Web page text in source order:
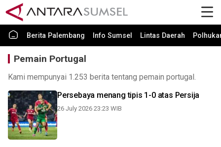
Berita Palembang Info Sumsel Lintas Daerah
Pemain Portugal
Kami mempunyai 1.253 berita tentang pemain portugal.
Persebaya menang tipis 1-0 atas Persija
26 July 2026 23:23 WIB